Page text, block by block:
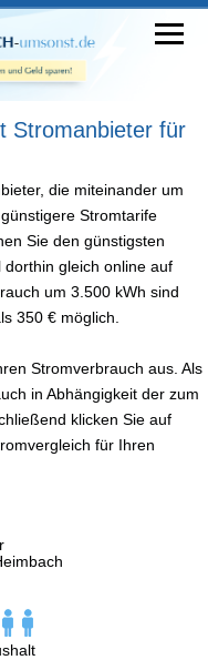
Stromanbieter für
die miteinander um
Stromtarife
Sie den günstigsten
gleich online auf
um 3.500 kWh sind
350 € möglich.
Stromverbrauch aus. Als
in Abhängigkeit der zum
klicken Sie auf
für Ihren